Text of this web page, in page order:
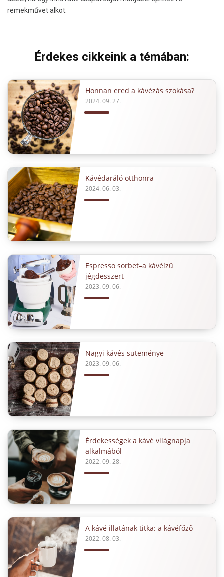
remekművet alkot.
Érdekes cikkeink a témában:
Honnan ered a kávézás szokása?
2024. 09. 27.
Kávédaráló otthonra
2024. 06. 03.
Espresso sorbet–a kávéízű
jégdesszert
2023. 09. 06.
Nagyi kávés süteménye
2023. 09. 06.
Érdekességek a kávé világnapja
alkalmából
2022. 09. 28.
A kávé illatának titka: a kávéfőző
2022. 08. 03.